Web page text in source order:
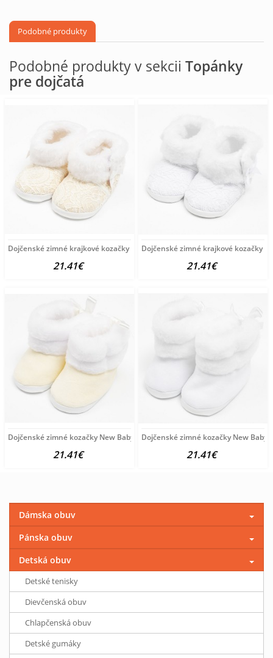
Podobné produkty
Podobné produkty v sekcii Topánky
pre dojčatá
Dojčenské zimné krajkové kozačky New Baby 6-12 m béžové
21.41€
Dojčenské zimné krajkové kozačky
21.41€
Dojčenské zimné kozačky New Baby béžové 6-12 m
21.41€
Dojčenské zimné kozačky New Baby
21.41€
Dámska obuv
Pánska obuv
Detská obuv
Detské tenisky
Dievčenská obuv
Chlapčenská obuv
Detské gumáky